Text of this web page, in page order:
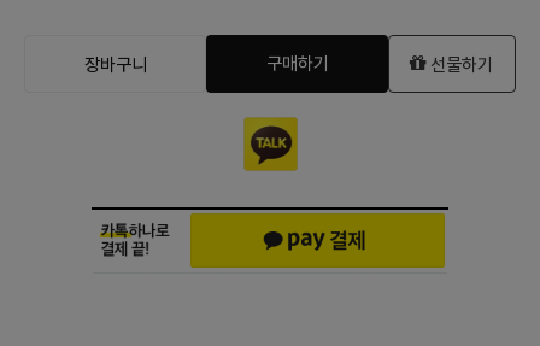
장바구니 구매하기 선물하기